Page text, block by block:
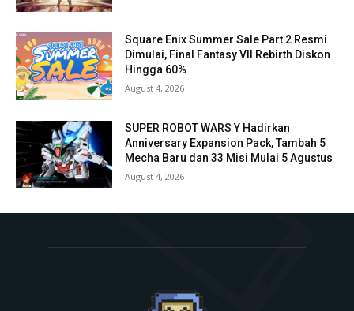
Square Enix Summer Sale Part 2 Resmi
Dimulai, Final Fantasy VII Rebirth Diskon
Hingga 60%
August 4, 2026
SUPER ROBOT WARS Y Hadirkan
Anniversary Expansion Pack, Tambah 5
Mecha Baru dan 33 Misi Mulai 5 Agustus
August 4, 2026